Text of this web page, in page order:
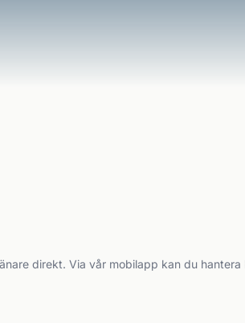
direkt. Via vår mobilapp kan du hantera